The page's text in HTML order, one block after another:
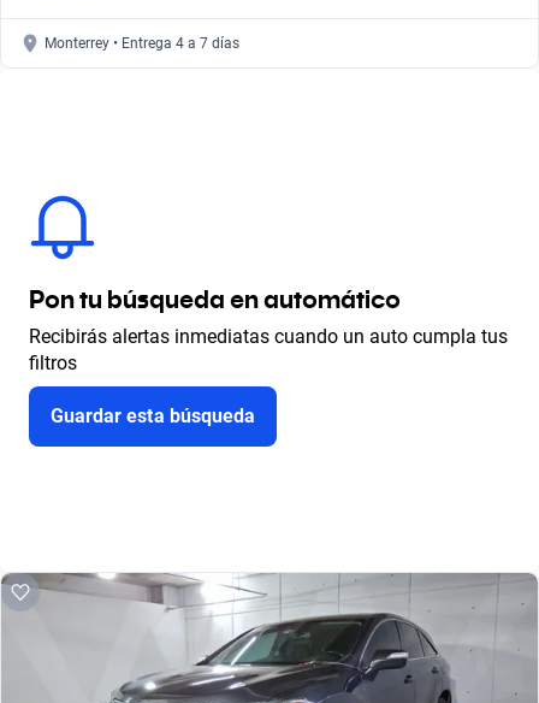
Monterrey • Entrega 4 a 7 días
Pon tu búsqueda en automático
Recibirás alertas inmediatas cuando un auto cumpla tus
filtros
Guardar esta búsqueda